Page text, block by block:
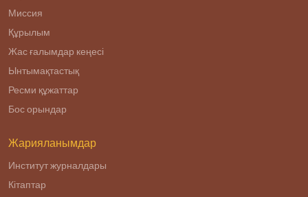
Миссия
Құрылым
Жас ғалымдар кеңесі
Ынтымақтастық
Ресми құжаттар
Бос орындар
Жарияланымдар
Институт журналдары
Кітаптар